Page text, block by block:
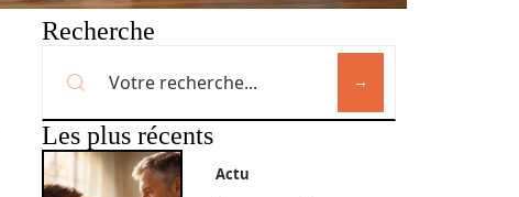
Recherche
Les plus récents
Actu